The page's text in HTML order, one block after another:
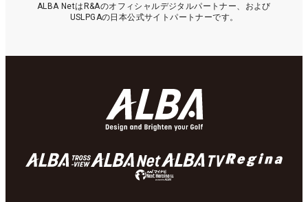
ALBA NetはR&Aのオフィシャルデジタルパートナー、および
USLPGAの日本公式サイトパートナーです。